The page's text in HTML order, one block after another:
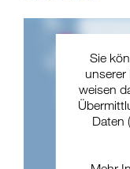
Sie
unserer
weisen
Daten